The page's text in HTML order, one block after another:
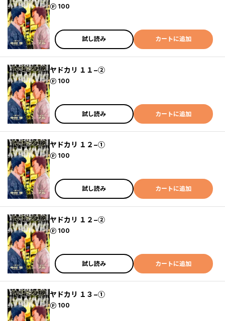
100
ポイント
試し読み カートに追加
ヤドカリ １１−②
100
ポイント
試し読み カートに追加
ヤドカリ １２−①
100
ポイント
試し読み カートに追加
ヤドカリ １２−②
100
ポイント
試し読み カートに追加
ヤドカリ １３−①
100
ポイント